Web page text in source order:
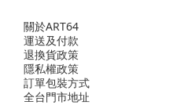
關於ART64
運送及付款
退換貨政策
隱私權政策
訂單包裝方式
全台門市地址